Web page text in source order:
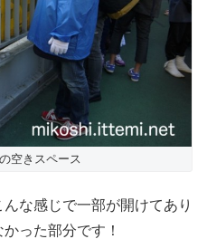
空きスペース
な感じで一部が開けてあり
った部分です！